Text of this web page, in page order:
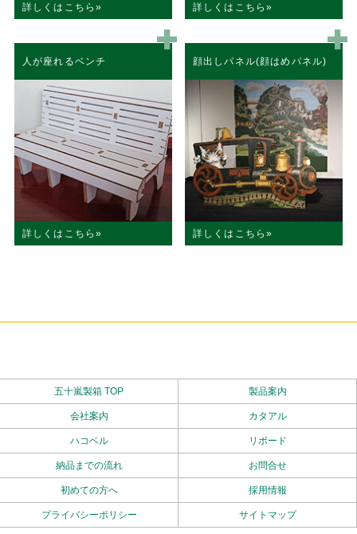
詳しくはこちら 詳しくはこちら
人が座れるベンチ
詳しくはこちら
顔出しパネル(顔はめパネル)
詳しくはこちら
五十嵐製箱 TOP 製品案内
会社案内 カタアル
ハコベル リボード
納品までの流れ お問合せ
初めての方へ 採用情報
プライバシーポリシー サイトマップ